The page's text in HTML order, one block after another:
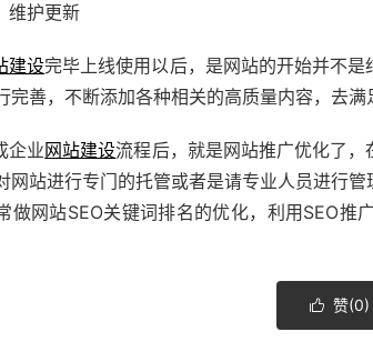
维护更新
建设完毕上线使用以后，是网站的开始并不
完善，不断添加各种相关的高质量内容，去满
企业网站建设流程后，就是网站推广优化了
网站进行专门的托管或者是请专业人员进行
做网站SEO关键词排名的优化，利用SEO
 赞(0)